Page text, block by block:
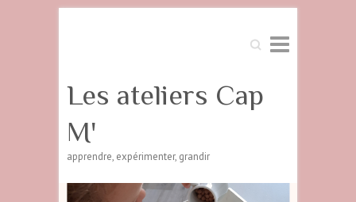
Search
Les ateliers Cap
M'
apprendre, expérimenter, grandir